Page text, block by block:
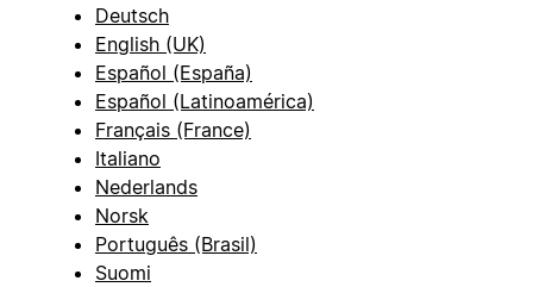
Deutsch
English (UK)
Español (España)
Español (Latinoamérica)
Français (France)
Italiano
Nederlands
Norsk
Português (Brasil)
Suomi